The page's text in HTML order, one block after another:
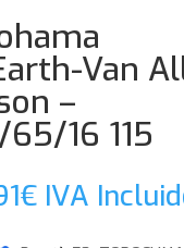
Van
–
16 115
€ IVA